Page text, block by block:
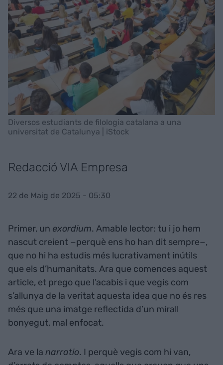
Diversos estudiants de filologia catalana a una
universitat de Catalunya | iStock
Redacció VIA Empresa
22 de Maig de 2025 - 05:30
Primer, un exordium. Amable lector: tu i jo hem
nascut creient −perquè ens ho han dit sempre−,
que no hi ha estudis més lucrativament inútils
que els d’humanitats. Ara que comences aquest
article, et prego que l’acabis i que vegis com
s’allunya de la veritat aquesta idea que no és res
més que una imatge reflectida d’un mirall
bonyegut, mal enfocat.
Ara ve la narratio. I perquè vegis com hi van,